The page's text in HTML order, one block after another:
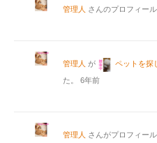
管理人 さんのプロフィー
管理人 が ペットを探
た。 6年前
管理人 さんがプロフィー